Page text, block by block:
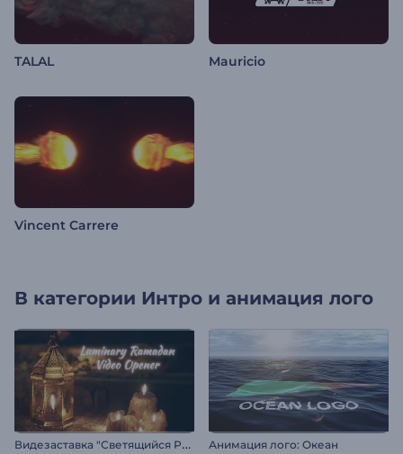
TALAL Mauricio
Vincent Carrere
В категории Интро и анимация лого
В
идезаставка "Светящийся Рамадан" Анимация лого: Океан